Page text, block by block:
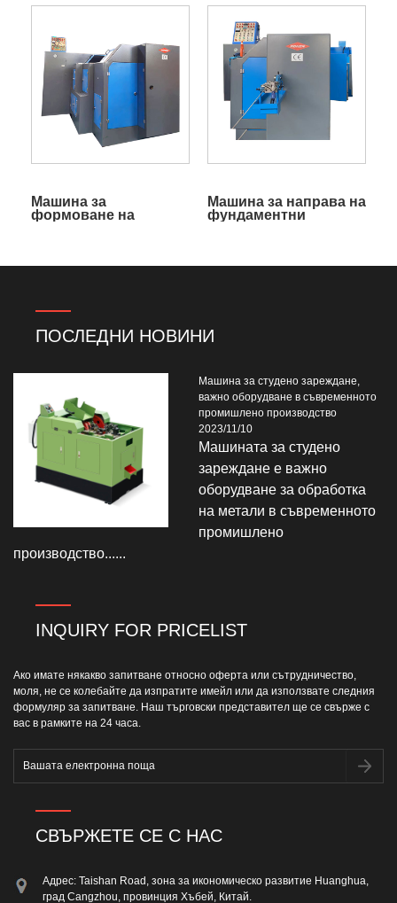
Машина за
формоване на
Машина за направа на
фундаментни
ПОСЛЕДНИ НОВИНИ
Машина за студено зареждане,
важно оборудване в съвременното
промишлено производство
2023/11/10
Машината за студено
зареждане е важно
оборудване за обработка
на метали в съвременното
промишлено
производство......
INQUIRY FOR PRICELIST
Ако имате някакво запитване относно оферта или сътрудничество,
моля, не се колебайте да изпратите имейл или да използвате следния
формуляр за запитване. Наш търговски представител ще се свърже с
вас в рамките на 24 часа.
СВЪРЖЕТЕ СЕ С НАС
Адрес: Taishan Road, зона за икономическо развитие Huanghua,
град Cangzhou, провинция Хъбей, Китай.